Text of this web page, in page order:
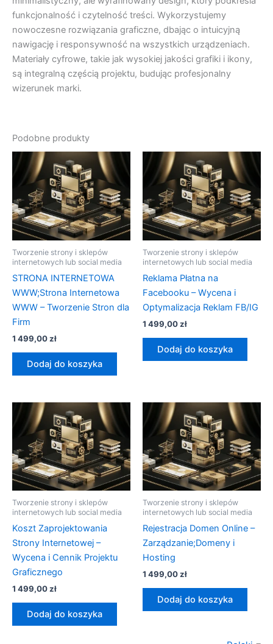
funkcjonalność i czytelność treści. Wykorzystujemy
nowoczesne rozwiązania graficzne, dbając o intuicyjną
nawigację i responsywność na wszystkich urządzeniach.
Materiały cyfrowe, takie jak wysokiej jakości grafiki i ikony,
są integralną częścią projektu, budując profesjonalny
wizerunek marki.
Podobne produkty
Tworzenie strony i sklepów
internetowych lub social media
STRONA INTERNETOWA
WWW;Strona Internetowa
WWW – Tworzenie Stron dla
Firm
1 499,00zł
Dodaj do koszyka
Tworzenie strony i sklepów
internetowych lub social media
Reklama Płatna na
Facebooku – Wycena i
Optymalizacja Reklam FB/IG
1 499,00zł
Dodaj do koszyka
Tworzenie strony i sklepów
internetowych lub social media
Koszt Zaprojektowania
Strony Internetowej –
Wycena i Cennik Projektu
Graficznego
1 499,00zł
Dodaj do koszyka
Tworzenie strony i sklepów
internetowych lub social media
Rejestracja Domen Online –
Zarządzanie;Domeny i
Hosting
1 499,00zł
Dodaj do koszyka